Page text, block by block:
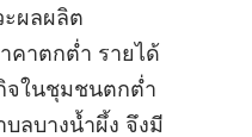
ผลผลิต
คาตกต่ำ รายได้
จในชุมชนตกต่ำ
ลบางน้ำผึ้ง จึงมี